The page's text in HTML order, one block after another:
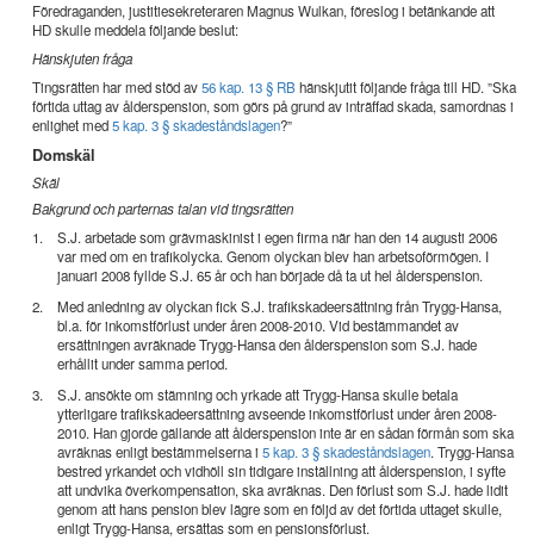
Föredraganden, justitiesekreteraren Magnus Wulkan, föreslog i betänkande att
HD skulle meddela följande beslut:
Hänskjuten fråga
Tingsrätten har med stöd av56 kap. 13 § RBhänskjutit följande fråga till HD. ”Ska
förtida uttag av ålderspension, som görs på grund av inträffad skada, samordnas i
enlighet med5 kap. 3 § skadeståndslagen?”
Domskäl
Skäl
Bakgrund och parternas talan vid tingsrätten
1.
S.J. arbetade som grävmaskinist i egen firma när han den 14 augusti 2006
var med om en trafikolycka. Genom olyckan blev han arbetsoförmögen. I
januari 2008 fyllde S.J. 65 år och han började då ta ut hel ålderspension.
2.
Med anledning av olyckan fick S.J. trafikskadeersättning från Trygg-Hansa,
bl.a. för inkomstförlust under åren 2008-2010. Vid bestämmandet av
ersättningen avräknade Trygg-Hansa den ålderspension som S.J. hade
erhållit under samma period.
3.
S.J. ansökte om stämning och yrkade att Trygg-Hansa skulle betala
ytterligare trafikskadeersättning avseende inkomstförlust under åren 2008-
2010. Han gjorde gällande att ålderspension inte är en sådan förmån som ska
avräknas enligt bestämmelserna i 5 kap. 3 § skadeståndslagen. Trygg-Hansa
bestred yrkandet och vidhöll sin tidigare inställning att ålderspension, i syfte
att undvika överkompensation, ska avräknas. Den förlust som S.J. hade lidit
genom att hans pension blev lägre som en följd av det förtida uttaget skulle,
enligt Trygg-Hansa, ersättas som en pensionsförlust.